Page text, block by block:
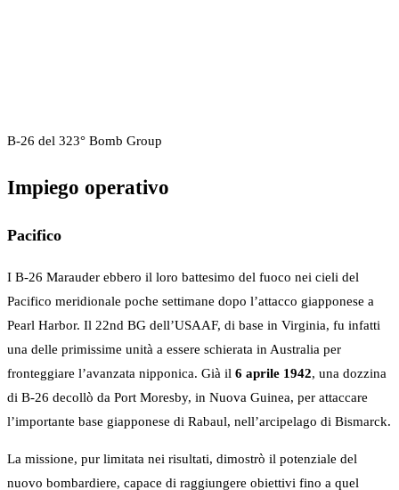
B-26 del 323° Bomb Group
Impiego operativo
Pacifico
I B-26 Marauder ebbero il loro battesimo del fuoco nei cieli del
Pacifico meridionale poche settimane dopo l’attacco giapponese a
Pearl Harbor. Il 22nd BG dell’USAAF, di base in Virginia, fu infatti
una delle primissime unità a essere schierata in Australia per
fronteggiare l’avanzata nipponica. Già il 6 aprile 1942, una dozzina
di B-26 decollò da Port Moresby, in Nuova Guinea, per attaccare
l’importante base giapponese di Rabaul, nell’arcipelago di Bismarck.
La missione, pur limitata nei risultati, dimostrò il potenziale del
nuovo bombardiere, capace di raggiungere obiettivi fino a quel